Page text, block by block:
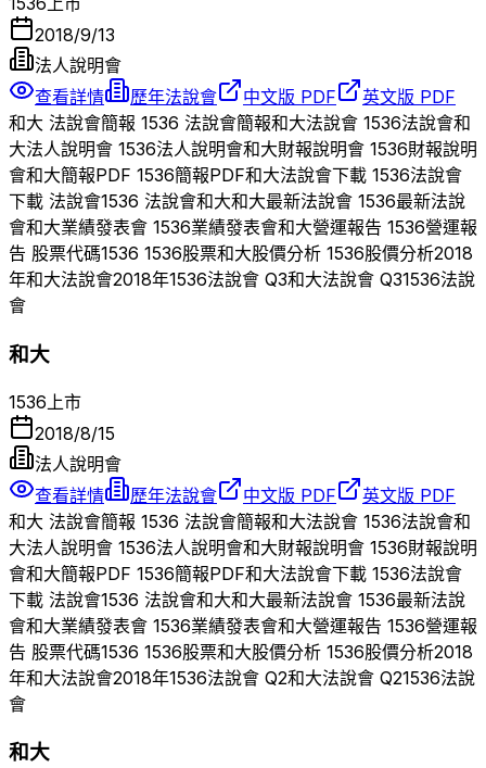
2018/9/13
法人說明會
查看詳情
歷年法說會 中文版 PDF
英文版 PDF
和大 法說會簡報 1536 法說會簡報和大法說會 1536法說會和
大法人說明會 1536法人說明會和大財報說明會 1536財報說明
會和大簡報PDF 1536簡報PDF和大法說會下載 1536法說會
下載 法說會1536 法說會和大和大最新法說會 1536最新法說
會和大業績發表會 1536業績發表會和大營運報告 1536營運報
告 股票代碼1536 1536股票和大股價分析 1536股價分析2018
年和大法說會2018年1536法說會 Q3和大法說會 Q31536法說
會
和大
1536 上市
2018/8/15
法人說明會
查看詳情
歷年法說會 中文版 PDF
英文版 PDF
和大 法說會簡報 1536 法說會簡報和大法說會 1536法說會和
大法人說明會 1536法人說明會和大財報說明會 1536財報說明
會和大簡報PDF 1536簡報PDF和大法說會下載 1536法說會
下載 法說會1536 法說會和大和大最新法說會 1536最新法說
會和大業績發表會 1536業績發表會和大營運報告 1536營運報
告 股票代碼1536 1536股票和大股價分析 1536股價分析2018
年和大法說會2018年1536法說會 Q2和大法說會 Q21536法說
會
和大